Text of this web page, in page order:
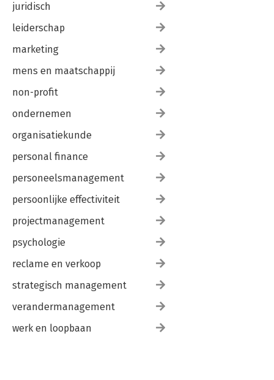
juridisch
leiderschap
marketing
mens en maatschappij
non-profit
ondernemen
organisatiekunde
personal finance
personeelsmanagement
persoonlijke effectiviteit
projectmanagement
psychologie
reclame en verkoop
strategisch management
verandermanagement
werk en loopbaan